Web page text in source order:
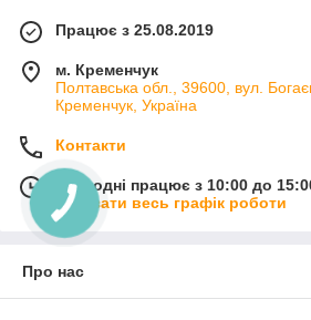
Працює з 25.08.2019
м. Кременчук
Полтавська обл., 39600, вул.
Кременчук, Україна
Контакти
Сьогодні працює з 10:00 до
Показати весь графік роботи
Про нас